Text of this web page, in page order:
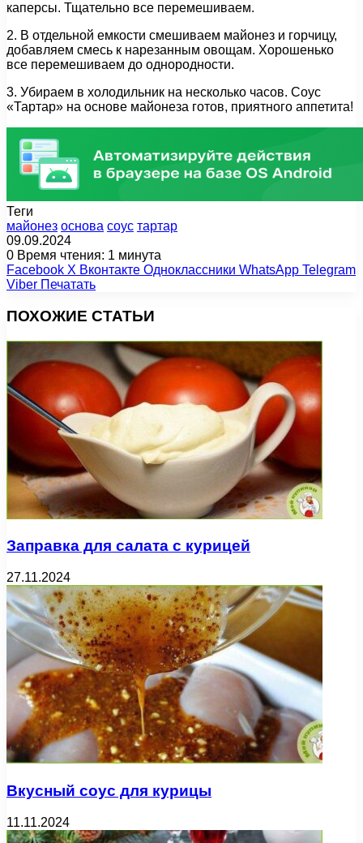
каперсы. Тщательно все перемешиваем.
2. В отдельной емкости смешиваем майонез и горчицу,
добавляем смесь к нарезанным овощам. Хорошенько
все перемешиваем до однородности.
3. Убираем в холодильник на несколько часов. Соус
«Тартар» на основе майонеза готов, приятного аппетита!
Теги
майонез основа соус тартар
09.09.2024
0 Время чтения: 1 минута
Facebook X Вконтакте Одноклассники WhatsApp Telegram
Viber Печатать
ПОХОЖИЕ СТАТЬИ
Заправка для салата с курицей
27.11.2024
Вкусный соус для курицы
11.11.2024